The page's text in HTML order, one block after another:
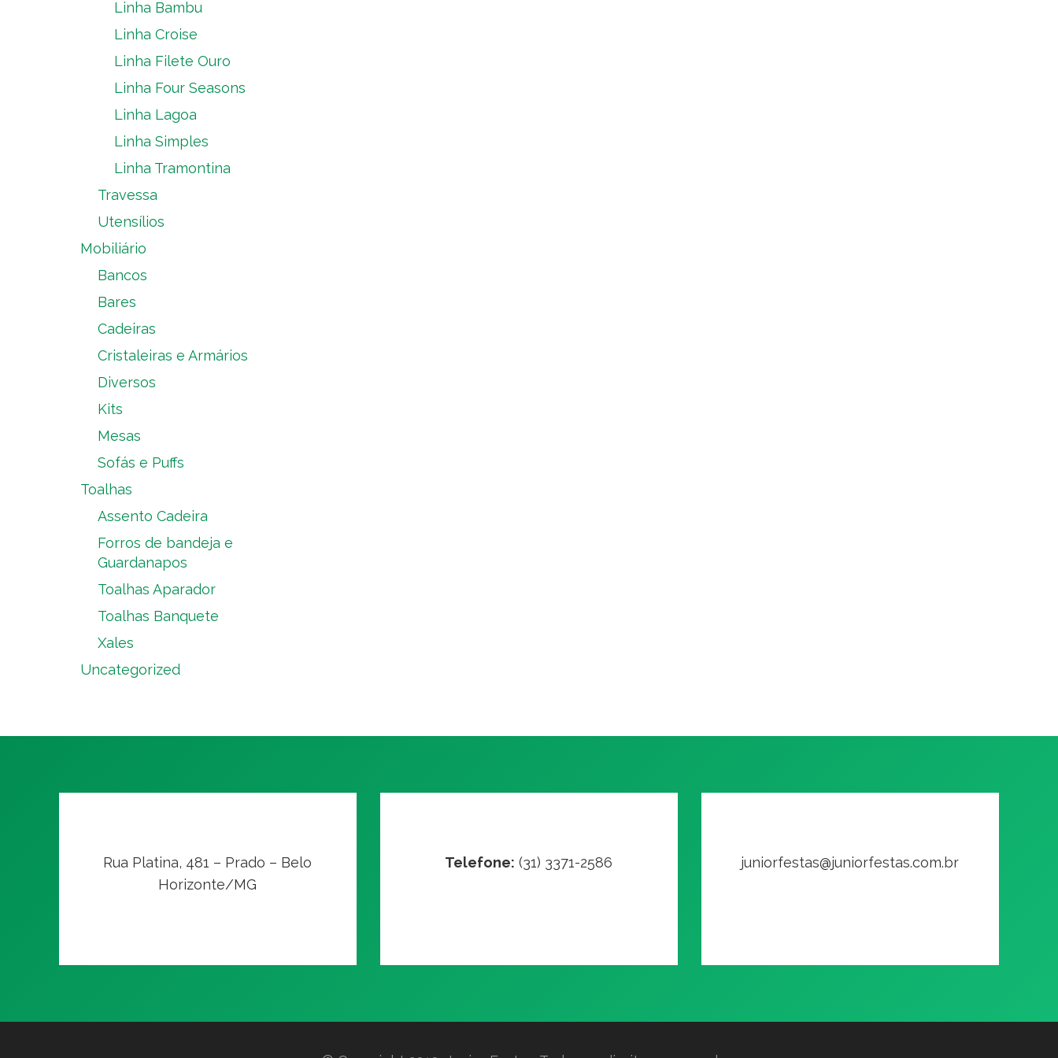
Linha Bambu
Linha Croise
Linha Filete Ouro
Linha Four Seasons
Linha Lagoa
Linha Simples
Linha Tramontina
Travessa
Utensílios
Mobiliário
Bancos
Bares
Cadeiras
Cristaleiras e Armários
Diversos
Kits
Mesas
Sofás e Puffs
Toalhas
Assento Cadeira
Forros de bandeja e
Guardanapos
Toalhas Aparador
Toalhas Banquete
Xales
Uncategorized
Rua Platina, 481 – Prado – Belo
Horizonte/MG
Telefone: (31) 3371-2586 juniorfestas@juniorfestas.com.br